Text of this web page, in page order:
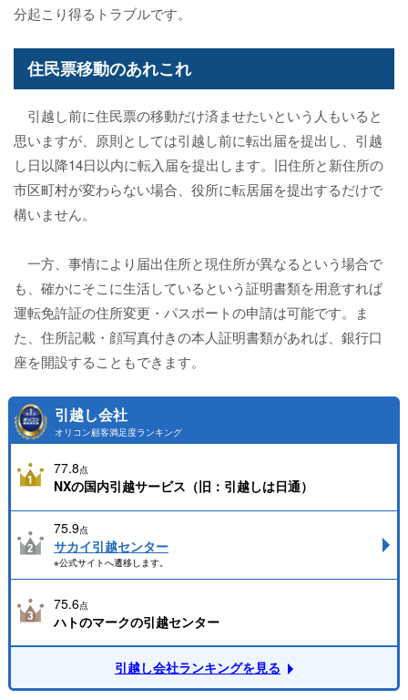
分起こり得るトラブルです。
住民票移動のあれこれ
引越し前に住民票の移動だけ済ませたいという人もいると
思いますが、原則としては引越し前に転出届を提出し、引越
し日以降14日以内に転入届を提出します。旧住所と新住所の
市区町村が変わらない場合、役所に転居届を提出するだけで
構いません。
一方、事情により届出住所と現住所が異なるという場合で
も、確かにそこに生活しているという証明書類を用意すれば
運転免許証の住所変更・パスポートの申請は可能です。ま
た、住所記載・顔写真付きの本人証明書類があれば、銀行口
座を開設することもできます。
引越し会社
オリコン顧客満足度ランキング
77.8点
NXの国内引越サービス（旧：引越しは日通）
75.9点
サカイ引越センター
※公式サイトへ遷移します。
75.6点
ハトのマークの引越センター
引越し会社ランキングを見る